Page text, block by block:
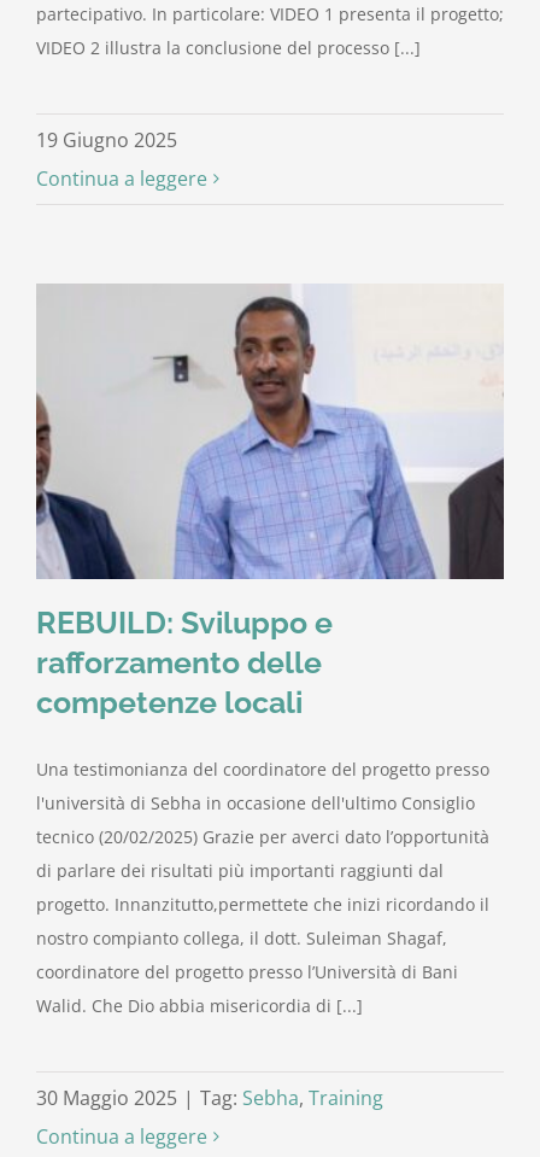
partecipativo. In particolare: VIDEO 1 presenta il progetto;
VIDEO 2 illustra la conclusione del processo [...]
19 Giugno 2025
Continua a leggere
REBUILD: Sviluppo e
rafforzamento delle
competenze locali
Una testimonianza del coordinatore del progetto presso
l'università di Sebha in occasione dell'ultimo Consiglio
tecnico (20/02/2025) Grazie per averci dato l’opportunità
di parlare dei risultati più importanti raggiunti dal
progetto. Innanzitutto,permettete che inizi ricordando il
nostro compianto collega, il dott. Suleiman Shagaf,
coordinatore del progetto presso l’Università di Bani
Walid. Che Dio abbia misericordia di [...]
30 Maggio 2025 | Tag: Sebha, Training
Continua a leggere